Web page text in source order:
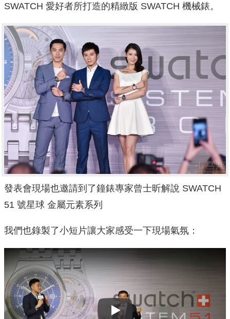
SWATCH 愛好者所打造的精緻版 SWATCH 機械錶。
發表會現場也邀請到了鐘錶專家曾士昕解說 SWATCH
51 號星球 金屬元素系列
我們也錄製了小短片讓大家感受一下現場氣氛：
Play